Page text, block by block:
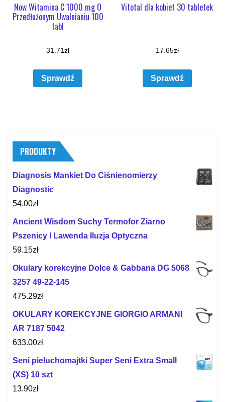
Now Witamina C 1000 mg O
Przedłużonym Uwalnianiu 100
tabl
31.71zł
Sprawdź
Vitotal dla kobiet 30 tabletek
17.65zł
Sprawdź
PRODUKTY
Diagnosis Mankiet Do Ciśnienomierzy
Diagnostic
54.00zł
Ancient Wisdom Suchy Termofor Ziarno
Pszenicy I Lawenda Iluzja Optyczna
59.15zł
Okulary korekcyjne Dolce & Gabbana DG 5068
3257 49-22-145
475.29zł
OKULARY KOREKCYJNE GIORGIO ARMANI
AR 7187 5042
633.00zł
Seni pieluchomajtki Super Seni Extra Small
(XS) 10 szt
13.90zł